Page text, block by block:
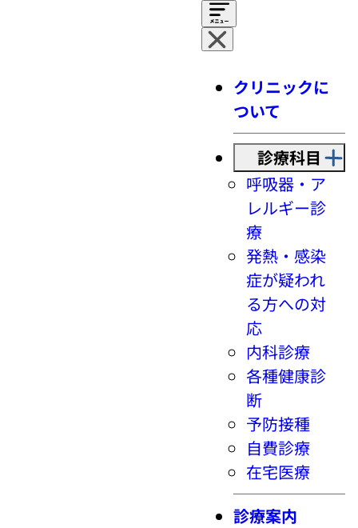
クリニックに
ついて
診療科目
呼吸器・ア
レルギー診
療
発熱・感染
症が疑われ
る方への対
応
内科診療
各種健康診
断
予防接種
自費診療
在宅医療
診療案内